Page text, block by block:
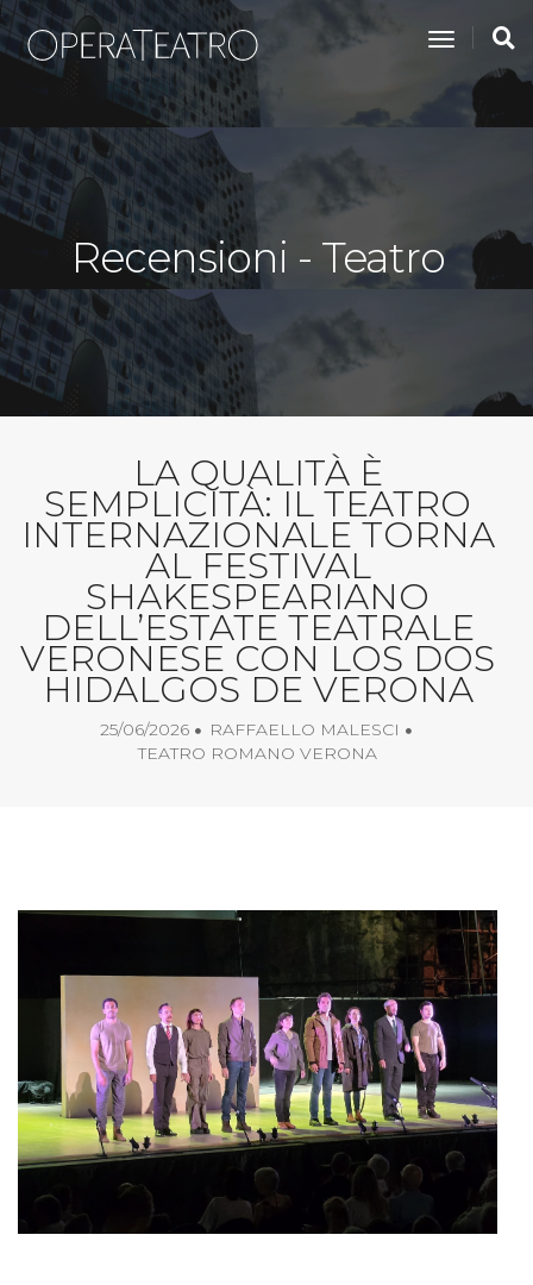
toggle
Recensioni - Teatro
LA QUALITÀ È
SEMPLICITÀ: IL TEATRO
INTERNAZIONALE TORNA
AL FESTIVAL
SHAKESPEARIANO
DELL’ESTATE TEATRALE
VERONESE CON LOS DOS
HIDALGOS DE VERONA
25/06/2026
RAFFAELLO MALESCI
TEATRO ROMANO VERONA